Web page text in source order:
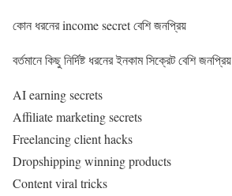
কোন ধরনের income secret বেশি জনপ্রিয়
বর্তমানে কিছু নির্দিষ্ট ধরনের ইনকাম সিক্রেট বেশি জনপ্রিয়
AI earning secrets
Affiliate marketing secrets
Freelancing client hacks
Dropshipping winning products
Content viral tricks